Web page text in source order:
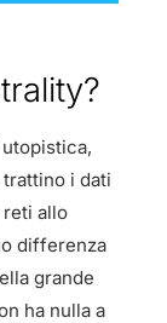
utopistica,
i dati
reti allo
differenza
grande
ha nulla a